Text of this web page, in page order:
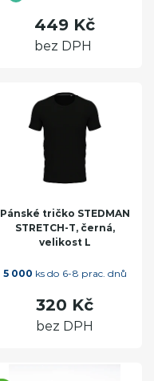
449 Kč
bez DPH
Pánské tričko STEDMAN
STRETCH-T, černá,
velikost L
5 000 ks do 6-8 prac. dnů
320 Kč
bez DPH